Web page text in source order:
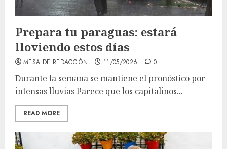
Prepara tu paraguas: estará
lloviendo estos días
MESA DE REDACCIÓN 11/05/2026 0
Durante la semana se mantiene el pronóstico por
intensas lluvias Parece que los capitalinos...
READ MORE